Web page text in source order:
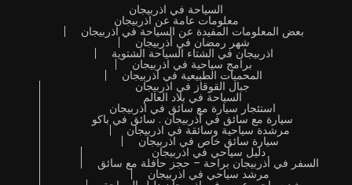
السياحة في اذربيجان
معلومات عامة عن اذربيجان
بعض المعلومات المفيدة عن السياحة في اذربيجان
شهر رمضان في أذربيجان
اذربيجان في الشتاء السياحة الشتوية
برامج سياحية في اذربيجان
المحميات الطبيعية في اذربيجان
جبال القوقاز في اذربيجان
السياحة في بلاد العالم
استئجار سيارة مع سائق في اذربيجان
سيارة مع سائق في أذربيجان . سائق في باكو
مرشدة سياحية وسائقة في اذربيجان
سيارة سائق خاص في اذربيجان
دليل سياحي في اذربيجان
السفر في أذربيجان براحة – حجز حافلة مع سائق
مرشد سياحي في اذربيجان